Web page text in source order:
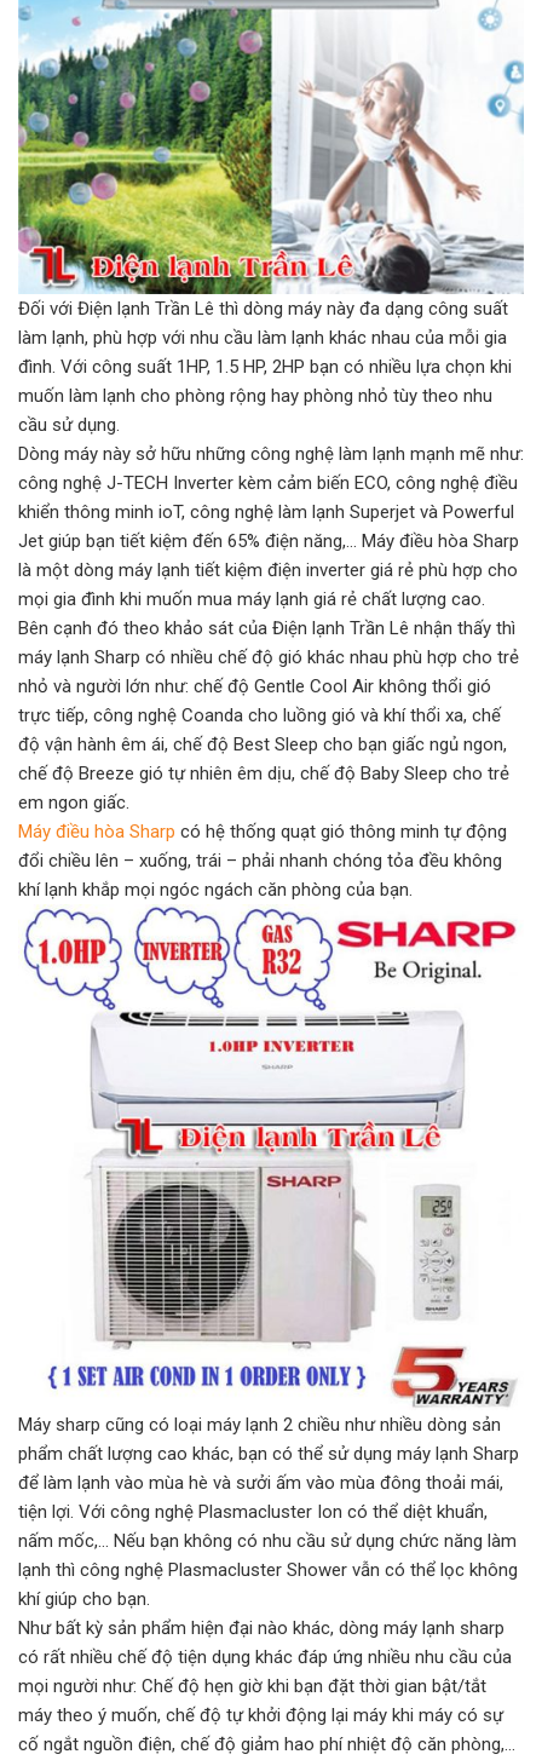
Đối với Điện lạnh Trần Lê thì dòng máy này đa dạng công suất
làm lạnh, phù hợp với nhu cầu làm lạnh khác nhau của mỗi gia
đình. Với công suất 1HP, 1.5 HP, 2HP bạn có nhiều lựa chọn khi
muốn làm lạnh cho phòng rộng hay phòng nhỏ tùy theo nhu
cầu sử dụng.
Dòng máy này sở hữu những công nghệ làm lạnh mạnh mẽ như:
công nghệ J-TECH Inverter kèm cảm biến ECO, công nghệ điều
khiển thông minh ioT, công nghệ làm lạnh Superjet và Powerful
Jet giúp bạn tiết kiệm đến 65% điện năng,… Máy điều hòa Sharp
là một dòng máy lạnh tiết kiệm điện inverter giá rẻ phù hợp cho
mọi gia đình khi muốn mua máy lạnh giá rẻ chất lượng cao.
Bên cạnh đó theo khảo sát của Điện lạnh Trần Lê nhận thấy thì
máy lạnh Sharp có nhiều chế độ gió khác nhau phù hợp cho trẻ
nhỏ và người lớn như: chế độ Gentle Cool Air không thổi gió
trực tiếp, công nghệ Coanda cho luồng gió và khí thổi xa, chế
độ vận hành êm ái, chế độ Best Sleep cho bạn giấc ngủ ngon,
chế độ Breeze gió tự nhiên êm dịu, chế độ Baby Sleep cho trẻ
em ngon giấc.
Máy điều hòa Sharp có hệ thống quạt gió thông minh tự động
đổi chiều lên – xuống, trái – phải nhanh chóng tỏa đều không
khí lạnh khắp mọi ngóc ngách căn phòng của bạn.
Máy sharp cũng có loại máy lạnh 2 chiều như nhiều dòng sản
phẩm chất lượng cao khác, bạn có thể sử dụng máy lạnh Sharp
để làm lạnh vào mùa hè và sưởi ấm vào mùa đông thoải mái,
tiện lợi. Với công nghệ Plasmacluster Ion có thể diệt khuẩn,
nấm mốc,… Nếu bạn không có nhu cầu sử dụng chức năng làm
lạnh thì công nghệ Plasmacluster Shower vẫn có thể lọc không
khí giúp cho bạn.
Như bất kỳ sản phẩm hiện đại nào khác, dòng máy lạnh sharp
có rất nhiều chế độ tiện dụng khác đáp ứng nhiều nhu cầu của
mọi người như: Chế độ hẹn giờ khi bạn đặt thời gian bật/tắt
máy theo ý muốn, chế độ tự khởi động lại máy khi máy có sự
cố ngắt nguồn điện, chế độ giảm hao phí nhiệt độ căn phòng,…